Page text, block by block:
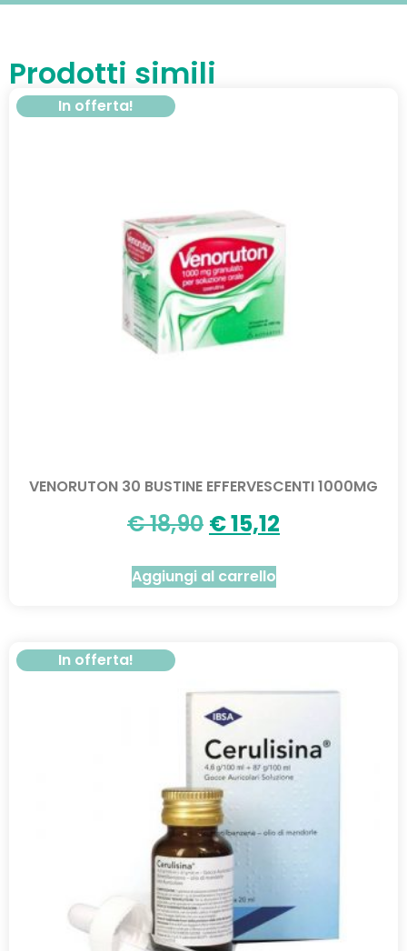
Prodotti simili
In offerta!
VENORUTON 30 BUSTINE EFFERVESCENTI 1000MG
€18,90 €15,12
Aggiungi al carrello
In offerta!